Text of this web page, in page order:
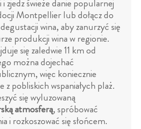
zjedz świeże danie popularnej
Montpellier lub dołącz do
wina, aby zanurzyć się
produkcji wina w regionie.
się zaledwie 11 km od
można dojechać
więc koniecznie
z pobliskich wspaniałych plaż.
się wyluzowaną
atmosferą, spróbować
i rozkoszować się słońcem.